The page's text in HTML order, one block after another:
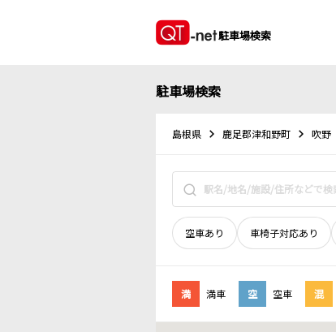
駐車場検索
駐車場検索
島根県 鹿足郡津和野町 吹野
空車あり 車椅子対応あり
満 満車 空 空車 混